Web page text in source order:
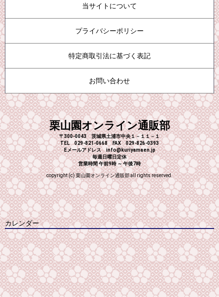
当サイトについて
プライバシーポリシー
特定商取引法に基づく表記
お問い合わせ
栗山園オンライン通販部
〒300-0043 茨城県土浦市中央１－１１－１
TEL 029-821-0668 FAX 029-826-0393
Eメールアドレス info@kuriyamaen.jp
毎週日曜日定休
営業時間 午前9時 ～ 午後7時
copyright (c) 栗山園オンライン通販部 all rights reserved.
カレンダー